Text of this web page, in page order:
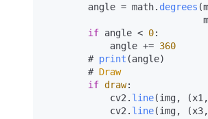
        angle = math.
degrees
if angle < 0:
            angle +=
360
        #
print (angle)
        #
Draw
if draw:
            cv2.
line(img,
            cv2.
line(img,